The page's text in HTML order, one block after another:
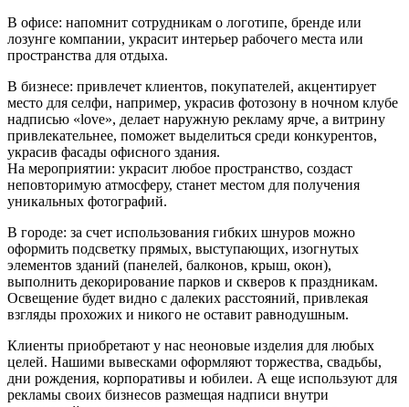
В офисе: напомнит сотрудникам о логотипе, бренде или
лозунге компании, украсит интерьер рабочего места или
пространства для отдыха.
В бизнесе: привлечет клиентов, покупателей, акцентирует
место для селфи, например, украсив фотозону в ночном клубе
надписью «love», делает наружную рекламу ярче, а витрину
привлекательнее, поможет выделиться среди конкурентов,
украсив фасады офисного здания.
На мероприятии: украсит любое пространство, создаст
неповторимую атмосферу, станет местом для получения
уникальных фотографий.
В городе: за счет использования гибких шнуров можно
оформить подсветку прямых, выступающих, изогнутых
элементов зданий (панелей, балконов, крыш, окон),
выполнить декорирование парков и скверов к праздникам.
Освещение будет видно с далеких расстояний, привлекая
взгляды прохожих и никого не оставит равнодушным.
Клиенты приобретают у нас неоновые изделия для любых
целей. Нашими вывесками оформляют торжества, свадьбы,
дни рождения, корпоративы и юбилеи. А еще используют для
рекламы своих бизнесов размещая надписи внутри